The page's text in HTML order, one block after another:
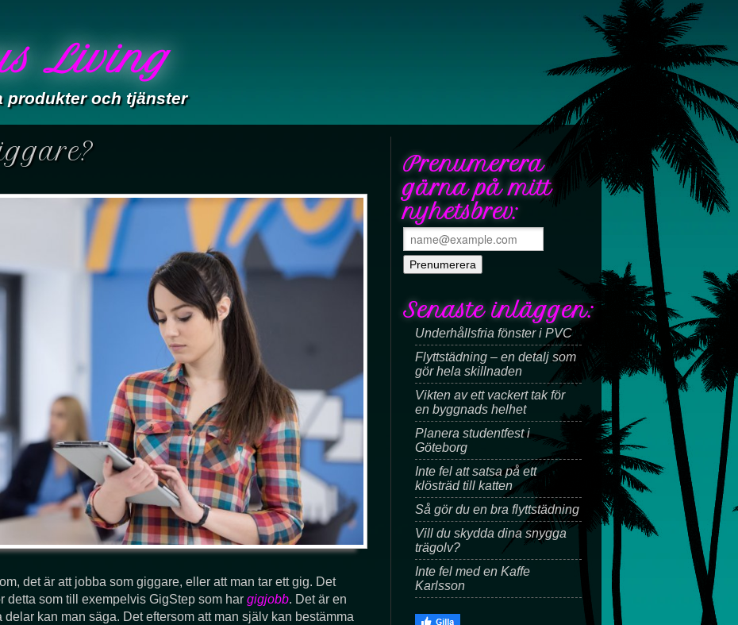
Living
produkter och tjänster
det är att jobba som giggare, eller att man tar ett gig. Det
detta som till exempelvis GigStep som har gigjobb. Det är en
kan man säga. Det eftersom att man själv kan bestämma
Prenumerera
gärna på mitt
nyhetsbrev:
Senaste inläggen:
Underhållsfria fönster i PVC
Flyttstädning – en detalj som
gör hela skillnaden
Vikten av ett vackert tak för
en byggnads helhet
Planera studentfest i
Göteborg
Inte fel att satsa på ett
klösträd till katten
Så gör du en bra flyttstädning
Vill du skydda dina snygga
trägolv?
Inte fel med en Kaffe
Karlsson